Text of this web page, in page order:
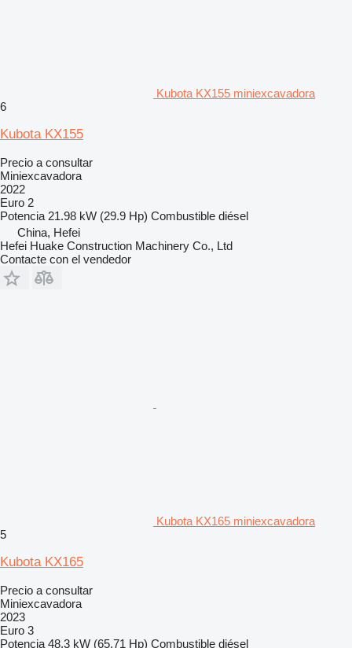
Kubota KX155 miniexcavadora
6
Kubota KX155
Precio a consultar
Miniexcavadora
2022
Euro 2
Potencia 21.98 kW (29.9 Hp) Combustible diésel
China, Hefei
Hefei Huake Construction Machinery Co., Ltd
Contacte con el vendedor
Kubota KX165 miniexcavadora
5
Kubota KX165
Precio a consultar
Miniexcavadora
2023
Euro 3
Potencia 48.3 kW (65.71 Hp) Combustible diésel